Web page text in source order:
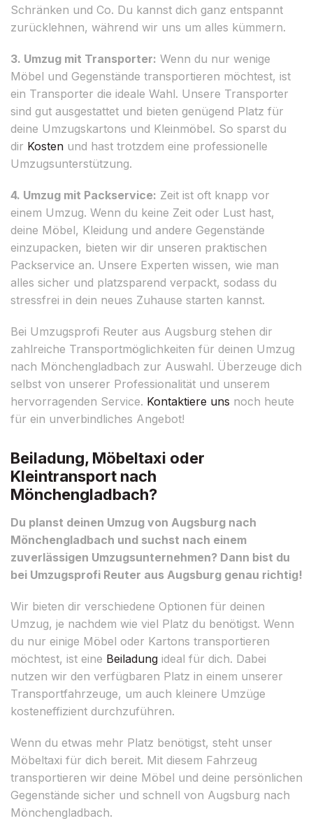
Schränken und Co. Du kannst dich ganz entspannt
zurücklehnen, während wir uns um alles kümmern.
3. Umzug mit Transporter: Wenn du nur wenige
Möbel und Gegenstände transportieren möchtest, ist
ein Transporter die ideale Wahl. Unsere Transporter
sind gut ausgestattet und bieten genügend Platz für
deine Umzugskartons und Kleinmöbel. So sparst du
dir Kosten und hast trotzdem eine professionelle
Umzugsunterstützung.
4. Umzug mit Packservice: Zeit ist oft knapp vor
einem Umzug. Wenn du keine Zeit oder Lust hast,
deine Möbel, Kleidung und andere Gegenstände
einzupacken, bieten wir dir unseren praktischen
Packservice an. Unsere Experten wissen, wie man
alles sicher und platzsparend verpackt, sodass du
stressfrei in dein neues Zuhause starten kannst.
Bei Umzugsprofi Reuter aus Augsburg stehen dir
zahlreiche Transportmöglichkeiten für deinen Umzug
nach Mönchengladbach zur Auswahl. Überzeuge dich
selbst von unserer Professionalität und unserem
hervorragenden Service. Kontaktiere uns noch heute
für ein unverbindliches Angebot!
Beiladung, Möbeltaxi oder
Kleintransport nach
Mönchengladbach?
Du planst deinen Umzug von Augsburg nach
Mönchengladbach und suchst nach einem
zuverlässigen Umzugsunternehmen? Dann bist du
bei Umzugsprofi Reuter aus Augsburg genau richtig!
Wir bieten dir verschiedene Optionen für deinen
Umzug, je nachdem wie viel Platz du benötigst. Wenn
du nur einige Möbel oder Kartons transportieren
möchtest, ist eine Beiladung ideal für dich. Dabei
nutzen wir den verfügbaren Platz in einem unserer
Transportfahrzeuge, um auch kleinere Umzüge
kosteneffizient durchzuführen.
Wenn du etwas mehr Platz benötigst, steht unser
Möbeltaxi für dich bereit. Mit diesem Fahrzeug
transportieren wir deine Möbel und deine persönlichen
Gegenstände sicher und schnell von Augsburg nach
Mönchengladbach.